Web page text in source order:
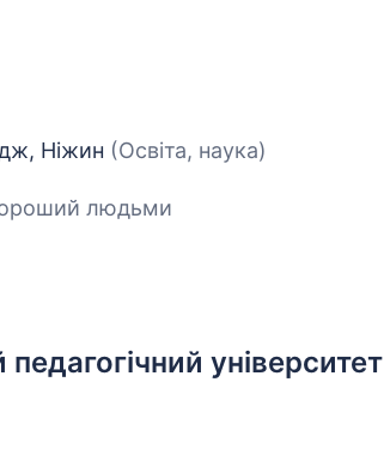
Ніжин (Освіта, наука)
людьми
університет